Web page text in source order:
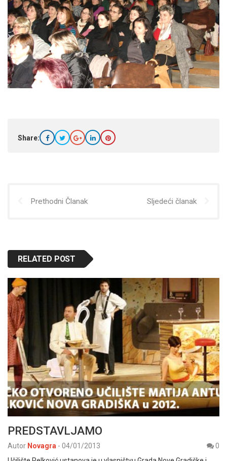
Share:
Prethodni Članak Sljedeći članak
RELATED POST
PREDSTAVLJAMO
Autor Novagra - 04/01/2013
0